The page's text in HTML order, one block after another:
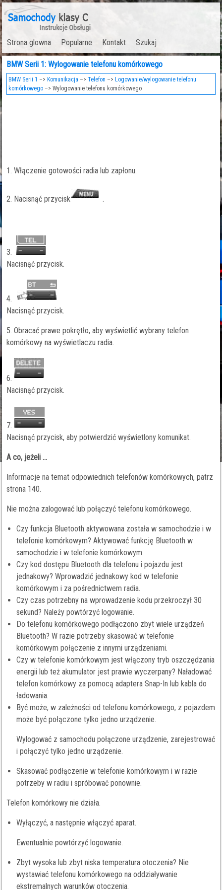
Strona glowna Popularne Kontakt Szukaj
BMW Serii 1: Wylogowanie telefonu komórkowego
BMW Serii 1 –> Komunikacja –>Telefon –> Logowanie/wylogowanie telefonu
komórkowego –> Wylogowanie telefonu komórkowego
1. Włączenie gotowości radia lub zapłonu.
2. Nacisnąć przycisk .
3.
Nacisnąć przycisk.
4.
Nacisnąć przycisk.
5. Obracać prawe pokrętło, aby wyświetlić wybrany telefon
komórkowy na wyświetlaczu radia.
6.
Nacisnąć przycisk.
7.
Nacisnąć przycisk, aby potwierdzić wyświetlony komunikat.
A co, jeżeli ...
Informacje na temat odpowiednich telefonów komórkowych, patrz
strona 140.
Nie można zalogować lub połączyć telefonu komórkowego.
Czy funkcja Bluetooth aktywowana została w samochodzie i w
telefonie komórkowym? Aktywować funkcję Bluetooth w
samochodzie i w telefonie komórkowym.
Czy kod dostępu Bluetooth dla telefonu i pojazdu jest
jednakowy? Wprowadzić jednakowy kod w telefonie
komórkowym i za pośrednictwem radia.
Czy czas potrzebny na wprowadzenie kodu przekroczył 30
sekund? Należy powtórzyć logowanie.
Do telefonu komórkowego podłączono zbyt wiele urządzeń
Bluetooth? W razie potrzeby skasować w telefonie
komórkowym połączenie z innymi urządzeniami.
Czy w telefonie komórkowym jest włączony tryb oszczędzania
energii lub też akumulator jest prawie wyczerpany? Naładować
telefon komórkowy za pomocą adaptera Snap-In lub kabla do
ładowania.
Być może, w zależności od telefonu komórkowego, z pojazdem
może być połączone tylko jedno urządzenie.
Wylogować z samochodu połączone urządzenie, zarejestrować
i połączyć tylko jedno urządzenie.
Skasować podłączenie w telefonie komórkowym i w razie
potrzeby w radiu i spróbować ponownie.
Telefon komórkowy nie działa.
Wyłączyć, a następnie włączyć aparat.
Ewentualnie powtórzyć logowanie.
Zbyt wysoka lub zbyt niska temperatura otoczenia? Nie
wystawiać telefonu komórkowego na oddziaływanie
ekstremalnych warunków otoczenia.